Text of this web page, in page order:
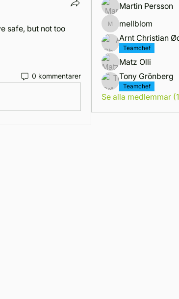
safe, but not too
0 kommentarer
Martin Persson
mellblom
mellblom
Arnt Christian
Teamchef
Matz Olli
Tony Grönberg
Teamchef
Se alla medlemmar